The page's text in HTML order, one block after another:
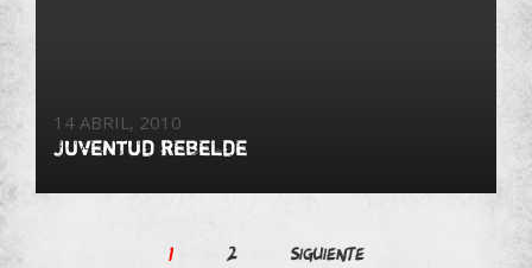
14 ABRIL, 2010
Juventud rebelde
Paginación
1 2 Siguiente